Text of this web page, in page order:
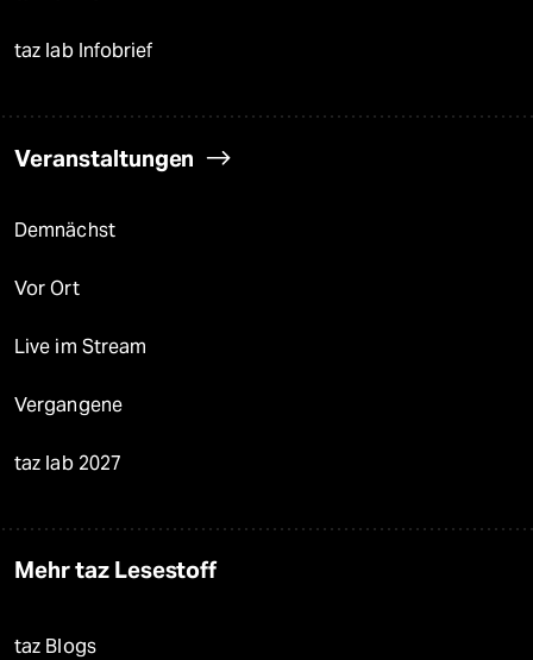
taz lab Infobrief
Veranstaltungen
Demnächst
Vor Ort
Live im Stream
Vergangene
taz lab 2027
Mehr taz Lesestoff
taz Blogs